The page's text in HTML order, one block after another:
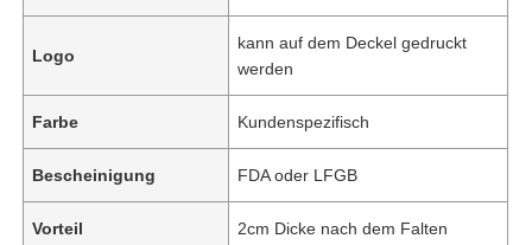
Logo
kann auf dem Deckel gedruckt
werden
Farbe Kundenspezifisch
Bescheinigung FDA oder LFGB
Vorteil 2cm Dicke nach dem Falten